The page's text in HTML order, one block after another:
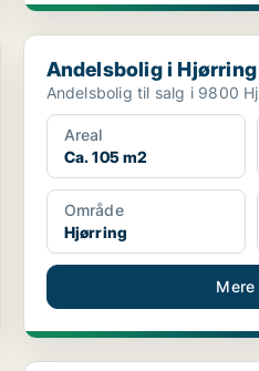
Andelsbolig i Hjørring
Andelsbolig i Hjørring
Andelsbolig til salg i 9800
Areal
Ca. 105 m2
Område
Hjørring
Mere